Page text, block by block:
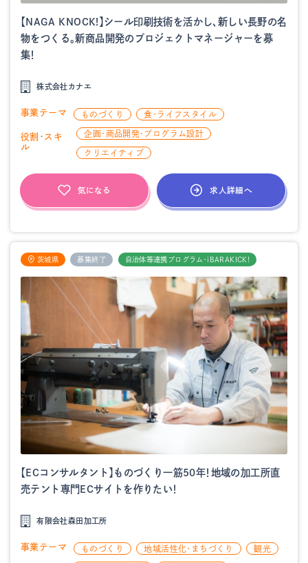
【NAGA KNOCK!】シール印刷技術を活かし、新しい長野の名
物をつくる。新商品開発のプロジェクトマネージャーを募
集！
株式会社カナエ
事業テーマ ものづくり 食・ライフスタイル
役割・スキ
ル
企画・商品開発・プログラム設計
クリエイティブ
気になる 求人詳細へ
茨城県 募集終了 自治体等連携プログラム・iBARAKICK!
【ECコンサルタント】ものづくり一筋50年！地域の加工所直
売テント専門ECサイトを作りたい！
有限会社森田加工所
事業テーマ ものづくり 地域活性化・まちづくり 観光